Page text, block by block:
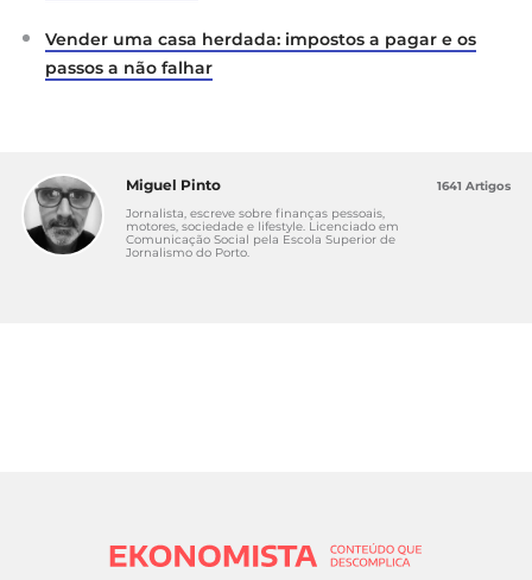
Vender uma casa herdada: impostos a pagar e os
passos a não falhar
Miguel Pinto
Jornalista, escreve sobre finanças pessoais,
motores, sociedade e lifestyle. Licenciado em
Comunicação Social pela Escola Superior de
Jornalismo do Porto.
1641 Artigos